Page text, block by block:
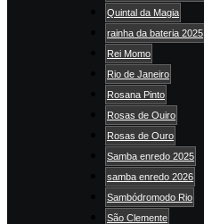
Quintal da Magia
rainha da bateria 2025
Rei Momo
Rio de Janeiro
Rosana Pinto
Rosas de Ouiro
Rosas de Ouro
Samba enredo 2025
samba enredo 2026
Sambódromodo Rio
São Clemente